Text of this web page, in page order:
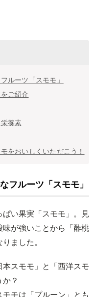
ルーツ「スモモ」
ご紹介
養素
をおいしくいただこう！
フルーツ「スモモ」
い果実「スモモ」。見
が強いことから「酢桃
ました。
スモモ」と「西洋スモ
？
モは「プルーン」とも